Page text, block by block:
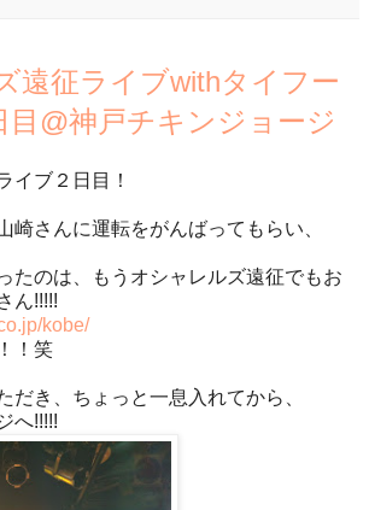
遠征ライブwithタイフー
目@神戸チキンジョージ
イブ２日目！
崎さんに運転をがんばってもらい、
たのは、もうオシャレルズ遠征でもお
ん!!!!!
kobe/
！笑
だき、ちょっと一息入れてから、
へ!!!!!